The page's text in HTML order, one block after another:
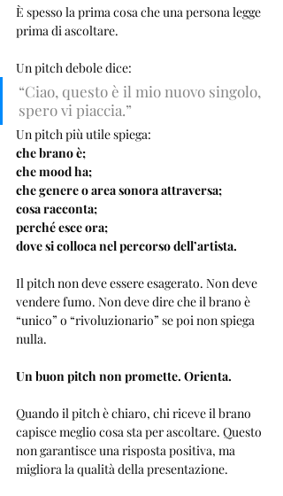
È spesso la prima cosa che una persona legge
prima di ascoltare.
Un pitch debole dice:
“Ciao, questo è il mio nuovo singolo,
spero vi piaccia.”
Un pitch più utile spiega:
che brano è;
che mood ha;
che genere o area sonora attraversa;
cosa racconta;
perché esce ora;
dove si colloca nel percorso dell’artista.
Il pitch non deve essere esagerato. Non deve
vendere fumo. Non deve dire che il brano è
“unico” o “rivoluzionario” se poi non spiega
nulla.
Un buon pitch non promette. Orienta.
Quando il pitch è chiaro, chi riceve il brano
capisce meglio cosa sta per ascoltare. Questo
non garantisce una risposta positiva, ma
migliora la qualità della presentazione.